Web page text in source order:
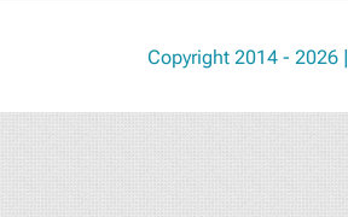
Copyright 2014 - 2026